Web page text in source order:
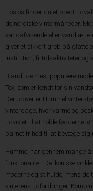
Hos os finder du et bredt
de nordiske vintermåneder.
vandafvisende eller
giver et sikkert greb på glatte
institution, fritidsaktiviteter og
Blandt de mest populære
Tex, som er kendt for sin
Derudover er Hummel
vinterdage, hvor varme og
udviklet til at holde fødderne
barnet frihed til at bevæge sig
Hummel har gennem mange
funktionalitet. De ikoniske
moderne og stilfulde, mens de
vinterens udfordringer.